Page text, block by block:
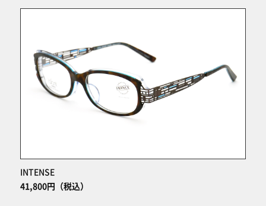
INTENSE
41,800円（税込）